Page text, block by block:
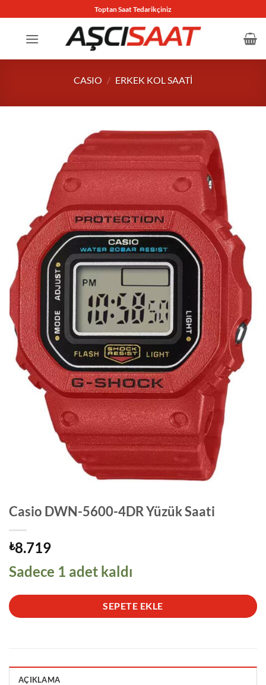
atla
Toptan Saat Tedarikçiniz
CASIO / ERKEK KOL SAATI
Casio DWN-5600-4DR Yüzük Saati
₺8.719
Sadece 1 adet kaldı
SEPETE EKLE
AÇIKLAMA